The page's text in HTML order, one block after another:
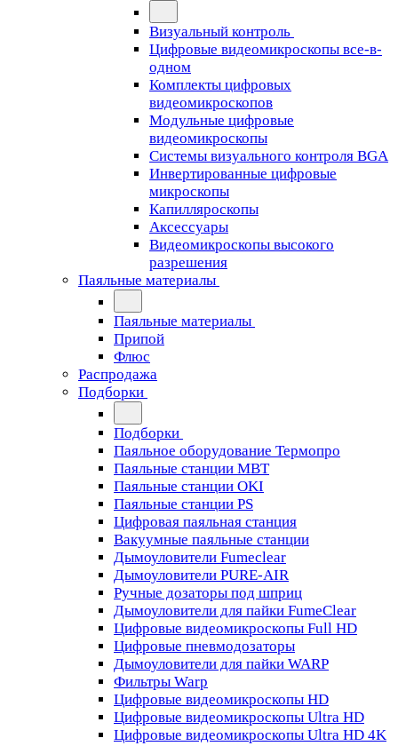
Визуальный контроль
Цифровые видеомикроскопы все-в-
одном
Комплекты цифровых
видеомикроскопов
Модульные цифровые
видеомикроскопы
Cистемы визуального контроля BGA
Инвертированные цифровые
микроскопы
Капилляроскопы
Аксессуары
Видеомикроскопы высокого
разрешения
Паяльные материалы
Паяльные материалы
Припой
Флюс
Распродажа
Подборки
Подборки
Паяльное оборудование Термопро
Паяльные станции MBT
Паяльные станции OKI
Паяльные станции PS
Цифровая паяльная станция
Вакуумные паяльные станции
Дымоуловители Fumeclear
Дымоуловители PURE-AIR
Ручные дозаторы под шприц
Дымоуловители для пайки FumeClear
Цифровые видеомикроскопы Full HD
Цифровые пневмодозаторы
Дымоуловители для пайки WARP
Фильтры Warp
Цифровые видеомикроскопы HD
Цифровые видеомикроскопы Ultra HD
Цифровые видеомикроскопы Ultra HD 4K